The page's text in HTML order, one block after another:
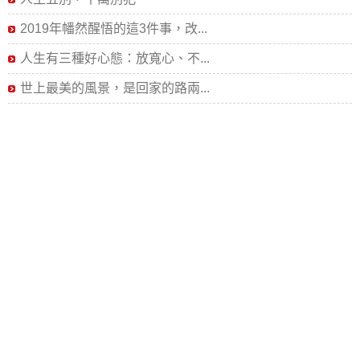
2019年幡然醒悟的這3件事，改...
人生有三種好心態：放寬心、不...
世上最美的風景，是回家的路兩...